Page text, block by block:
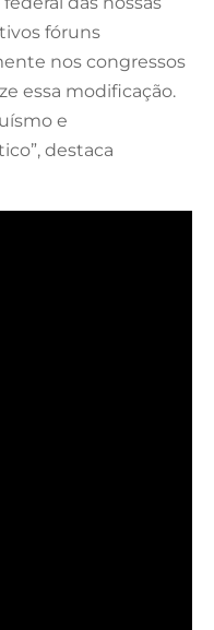
fóruns
nos congressos
essa modificação.
e
destaca